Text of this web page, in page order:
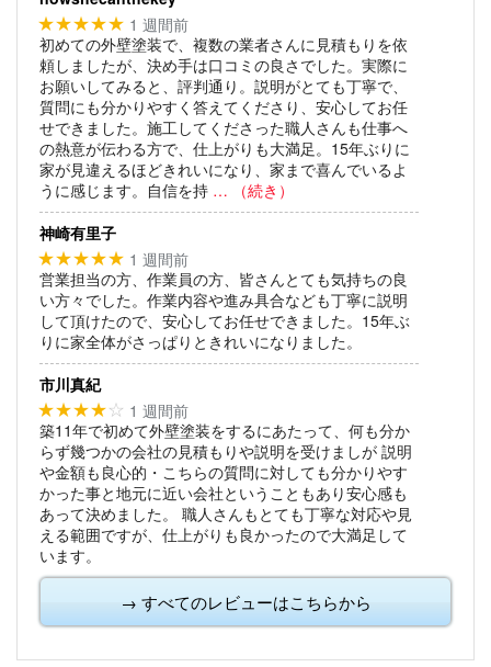
★★★★★ 1 週間前
初めての外壁塗装で、複数の業者さんに見積もりを依
頼しましたが、決め手は口コミの良さでした。実際に
お願いしてみると、評判通り。説明がとても丁寧で、
質問にも分かりやすく答えてくださり、安心してお任
せできました。施工してくださった職人さんも仕事へ
の熱意が伝わる方で、仕上がりも大満足。15年ぶりに
家が見違えるほどきれいになり、家まで喜んでいるよ
うに感じます。自信を持 … （続き）
神崎有里子
★★★★★ 1 週間前
営業担当の方、作業員の方、皆さんとても気持ちの良
い方々でした。作業内容や進み具合なども丁寧に説明
して頂けたので、安心してお任せできました。15年ぶ
りに家全体がさっぱりときれいになりました。
市川真紀
★★★★☆ 1 週間前
築11年で初めて外壁塗装をするにあたって、何も分か
らず幾つかの会社の見積もりや説明を受けましが 説明
や金額も良心的・こちらの質問に対しても分かりやす
かった事と地元に近い会社ということもあり安心感も
あって決めました。
職人さんもとても丁寧な対応や見
える範囲ですが、仕上がりも良かったので大満足して
います。
→ すべてのレビューはこちらから